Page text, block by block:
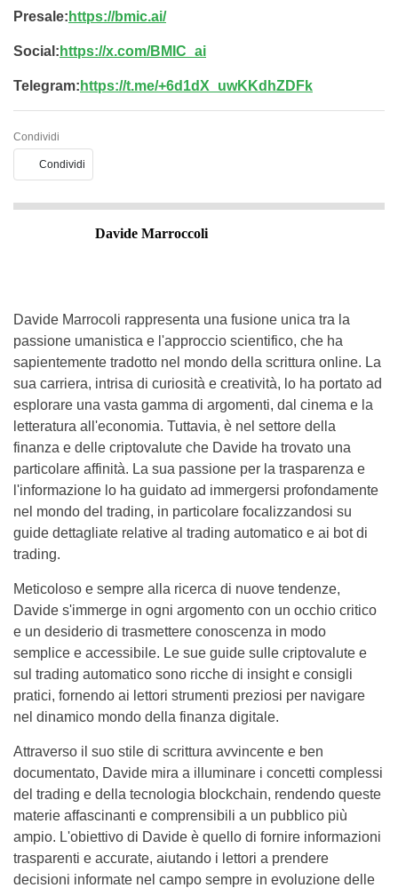
Presale: https://bmic.ai/
Social: https://x.com/BMIC_ai
Telegram: https://t.me/+6d1dX_uwKKdhZDFk
Condividi
Condividi
Davide Marroccoli
Davide Marrocoli rappresenta una fusione unica tra la
passione umanistica e l'approccio scientifico, che ha
sapientemente tradotto nel mondo della scrittura online. La
sua carriera, intrisa di curiosità e creatività, lo ha portato ad
esplorare una vasta gamma di argomenti, dal cinema e la
letteratura all'economia. Tuttavia, è nel settore della
finanza e delle criptovalute che Davide ha trovato una
particolare affinità. La sua passione per la trasparenza e
l'informazione lo ha guidato ad immergersi profondamente
nel mondo del trading, in particolare focalizzandosi su
guide dettagliate relative al trading automatico e ai bot di
trading.
Meticoloso e sempre alla ricerca di nuove tendenze,
Davide s'immerge in ogni argomento con un occhio critico
e un desiderio di trasmettere conoscenza in modo
semplice e accessibile. Le sue guide sulle criptovalute e
sul trading automatico sono ricche di insight e consigli
pratici, fornendo ai lettori strumenti preziosi per navigare
nel dinamico mondo della finanza digitale.
Attraverso il suo stile di scrittura avvincente e ben
documentato, Davide mira a illuminare i concetti complessi
del trading e della tecnologia blockchain, rendendo queste
materie affascinanti e comprensibili a un pubblico più
ampio. L'obiettivo di Davide è quello di fornire informazioni
trasparenti e accurate, aiutando i lettori a prendere
decisioni informate nel campo sempre in evoluzione delle